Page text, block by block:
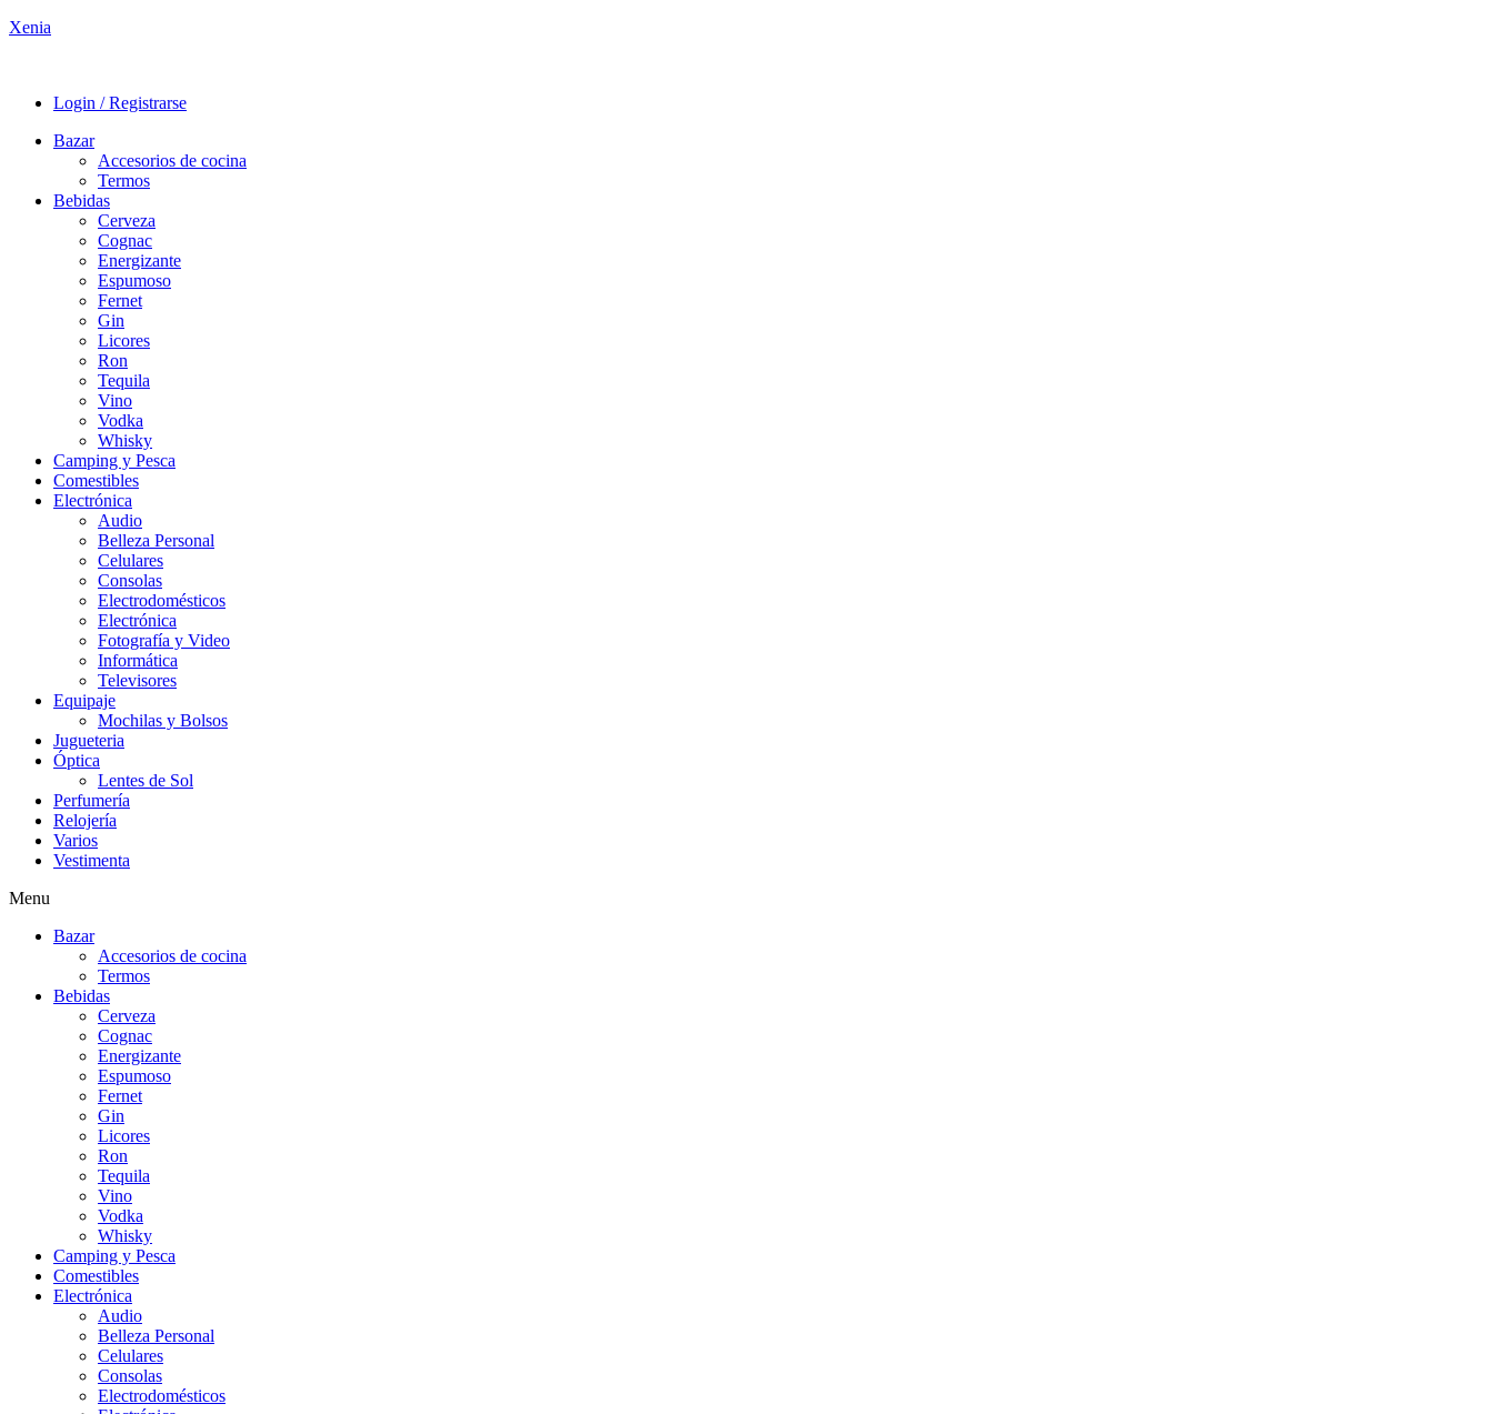
Xenia
Login / Registrarse
Bazar
Accesorios de cocina
Termos
Bebidas
Cerveza
Cognac
Energizante
Espumoso
Fernet
Gin
Licores
Ron
Tequila
Vino
Vodka
Whisky
Camping y Pesca
Comestibles
Electrónica
Audio
Belleza Personal
Celulares
Consolas
Electrodomésticos
Electrónica
Fotografía y Video
Informática
Televisores
Equipaje
Mochilas y Bolsos
Jugueteria
Óptica
Lentes de Sol
Perfumería
Relojería
Varios
Vestimenta
Menu
Bazar
Accesorios de cocina
Termos
Bebidas
Cerveza
Cognac
Energizante
Espumoso
Fernet
Gin
Licores
Ron
Tequila
Vino
Vodka
Whisky
Camping y Pesca
Comestibles
Electrónica
Audio
Belleza Personal
Celulares
Consolas
Electrodomésticos